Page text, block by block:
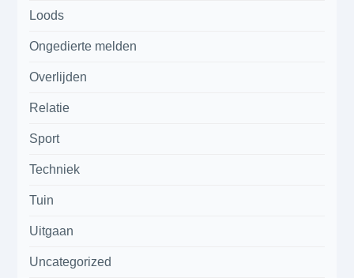
Loods
Ongedierte melden
Overlijden
Relatie
Sport
Techniek
Tuin
Uitgaan
Uncategorized